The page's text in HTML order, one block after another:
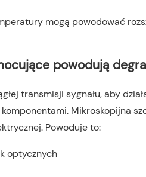
mogą powodować
powodują
transmisji sygnału, aby
Mikroskopijna
Powoduje to:
optycznych